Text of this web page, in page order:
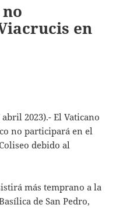
en
2023).- El Vaticano
no participará en el
debido al
más temprano a la
de San Pedro,